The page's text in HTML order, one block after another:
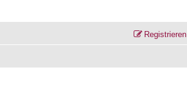
Registrieren